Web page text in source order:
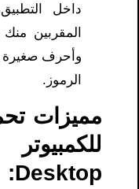
داخل
المقربين
وأحرف صغيرة
الرموز.
مميزات
Desktop: